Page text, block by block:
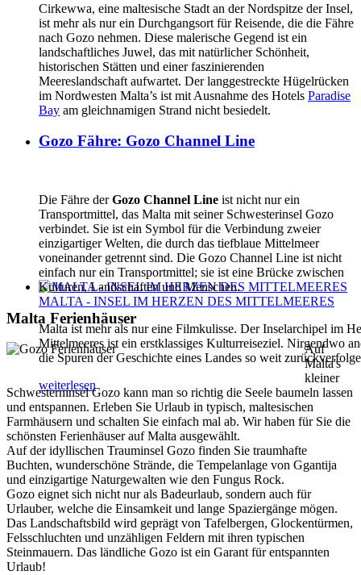
MALTA - INSEL IM HERZEN DES MITTELMEERES
Malta ist mehr als nur eine Filmkulisse. Der Inselarchipel im
Mittelmeeres ist ein erstklassiges Kulturreiseziel. Nirgendwo
die Spuren der Geschichte eines Landes so weit
weiterlesen
Cirkewwa, eine maltesische Stadt an der Nordspitze der Insel,
ist mehr als nur ein Durchgangsort für Reisende, die die Fähre
nach Gozo nehmen. Diese malerische Gegend ist ein
landschaftliches Juwel, das mit natürlicher Schönheit,
historischen Stätten und einer faszinierenden
Meereslandschaft aufwartet. Der langgestreckte Hügelrücken
im Nordwesten Malta’s ist mit Ausnahme des Hotels Paradise
Bay am gleichnamigen Strand nicht besiedelt.
Gozo Fähre: Gozo Channel Line
Die Fähre derGozo Channel Line ist nicht nur ein
Transportmittel, das Malta mit seiner Schwesterinsel Gozo
verbindet. Sie ist ein Symbol für die Verbindung zweier
einzigartiger Welten, die durch das tiefblaue Mittelmeer
voneinander getrennt sind. Die Gozo Channel Line ist nicht
einfach nur ein Transportmittel; sie ist eine Brücke zwischen
Kulturen, Landschaften und Menschen.
Malta Ferienhäuser
Auf
Malta's
kleiner
Schwesterninsel Gozo kann man so richtig die Seele baumeln lassen
und entspannen. Erleben Sie Urlaub in typisch, maltesischen
Farmhäusern und schalten Sie einfach mal ab. Wir haben für Sie die
schönsten Ferienhäuser auf Malta ausgewählt.
Auf der idyllischen Trauminsel Gozo finden Sie traumhafte
Buchten, wunderschöne Strände, die Tempelanlage von Ggantija
und einzigartige Naturgewalten wie den Fungus Rock.
Gozo eignet sich nicht nur als Badeurlaub, sondern auch für
Urlauber, welche die Einsamkeit und lange Spaziergänge mögen.
Das Landschaftsbild wird geprägt von Tafelbergen, Glockentürmen,
Felsschluchten und unzähligen Feldern mit ihren typischen
Steinmauern. Das ländliche Gozo ist ein Garant für entspannten
Urlaub!